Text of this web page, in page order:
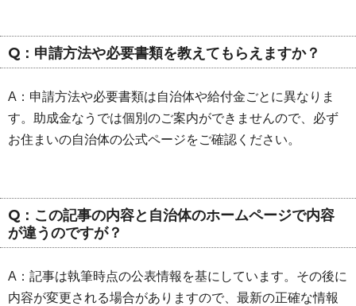
Q：申請方法や必要書類を教えてもらえますか？
A：申請方法や必要書類は自治体や給付金ごとに異なりま
す。助成金なうでは個別のご案内ができませんので、必ず
お住まいの自治体の公式ページをご確認ください。
Q：この記事の内容と自治体のホームページで内容
が違うのですが？
A：記事は執筆時点の公表情報を基にしています。その後に
内容が変更される場合がありますので、最新の正確な情報